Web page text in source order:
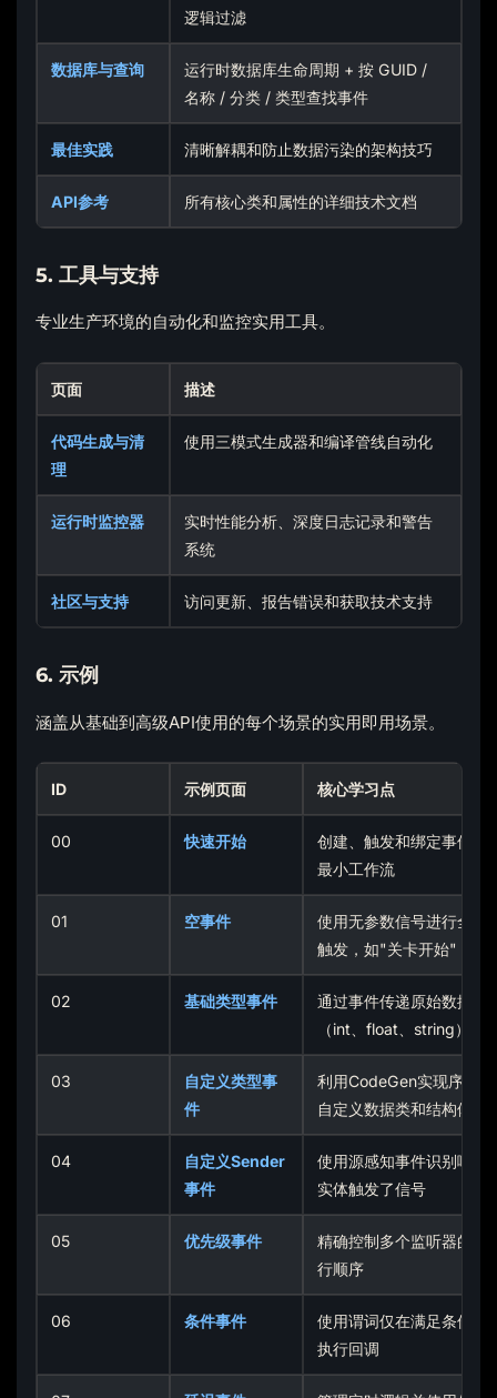
逻辑过滤
数据库与查询
运行时数据库生命周期 + 按 GUID /
名称 / 分类 / 类型查找事件
最佳实践 清晰解耦和防止数据污染的架构技巧
API参考 所有核心类和属性的详细技术文档
5. 工具与支持
专业生产环境的自动化和监控实用工具。
页面 描述
代码生成与清
理
使用三模式生成器和编译管线自动化
运行时监控器
实时性能分析、深度日志记录和警告
系统
社区与支持 访问更新、报告错误和获取技术支持
6. 示例
涵盖从基础到高级API使用的每个场景的实用即用场景。
ID 示例页面 核心学习点
00 快速开始
创建、触发和绑定事件的
最小工作流
01 空事件
使用无参数信号进行全局
触发，如"关卡开始"
02 基础类型事件
通过事件传递原始数据
（int、float、string）
03
自定义类型事
件
利用CodeGen实现序列化
自定义数据类和结构体
04
自定义Sender
事件
使用源感知事件识别哪个
实体触发了信号
05 优先级事件
精确控制多个监听器的执
行顺序
06 条件事件
使用谓词仅在满足条件时
执行回调